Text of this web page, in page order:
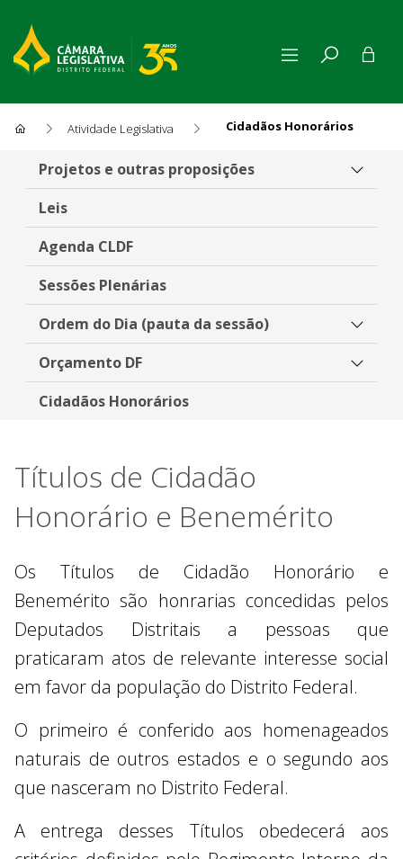
Atividade Legislativa Cidadãos Honorários
Cidadãos Honorários
Projetos e outras proposições
Leis
Agenda CLDF
Sessões Plenárias
Ordem do Dia (pauta da sessão)
Orçamento DF
Cidadãos Honorários
Títulos de Cidadão
Honorário e Benemérito
Os Títulos de Cidadão Honorário e
Benemérito são honrarias concedidas pelos
Deputados Distritais a pessoas que
praticaram atos de relevante interesse social
em favor da população do Distrito Federal.
O primeiro é conferido aos homenageados
naturais de outros estados e o segundo aos
que nasceram no Distrito Federal.
A entrega desses Títulos obedecerá aos